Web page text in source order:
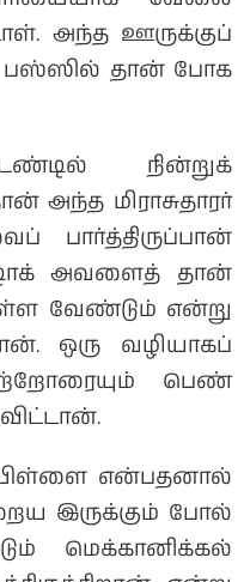
அந்த ஊருக்குப்
தான் போக
நின்றுக்
அந்த மிராசுதாரர்
அவளைத் தான்
வேண்டும் என்று
ஒரு வழியாகப்
பெண்
பிள்ளை என்பதனால்
இருக்கும் போல்
மெக்கானிக்கல்